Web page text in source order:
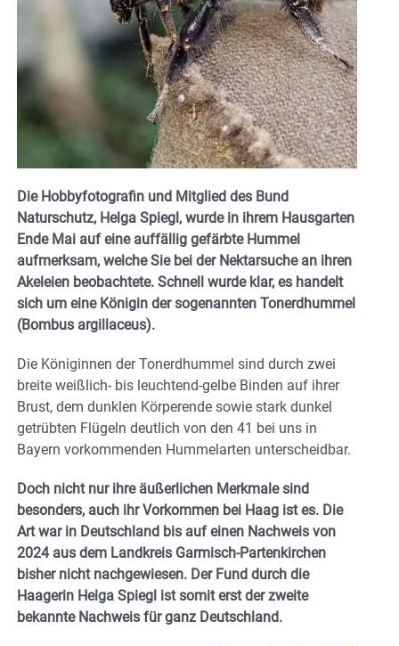
Die Hobbyfotografin und Mitglied des Bund
Naturschutz, Helga Spiegl, wurde in ihrem Hausgarten
Ende Mai auf eine auffällig gefärbte Hummel
aufmerksam, welche Sie bei der Nektarsuche an ihren
Akeleien beobachtete. Schnell wurde klar, es handelt
sich um eine Königin der sogenannten Tonerdhummel
(Bombus argillaceus).
Die Königinnen der Tonerdhummel sind durch zwei
breite weißlich- bis leuchtend-gelbe Binden auf ihrer
Brust, dem dunklen Körperende sowie stark dunkel
getrübten Flügeln deutlich von den 41 bei uns in
Bayern vorkommenden Hummelarten unterscheidbar.
Doch nicht nur ihre äußerlichen Merkmale sind
besonders, auch ihr Vorkommen bei Haag ist es. Die
Art war in Deutschland bis auf einen Nachweis von
2024 aus dem Landkreis Garmisch-Partenkirchen
bisher nicht nachgewiesen. Der Fund durch die
Haagerin Helga Spiegl ist somit erst der zweite
bekannte Nachweis für ganz Deutschland.